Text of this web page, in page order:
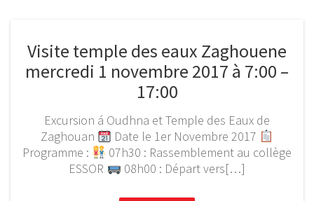
Visite temple des eaux Zaghouene
mercredi 1 novembre 2017 à 7:00 –
17:00
Excursion á Oudhna et Temple des Eaux de
Zaghouan
Date le 1er Novembre 2017
Programme :
07h30 : Rassemblement au collège
ESSOR
08h00 : Départ vers[…]